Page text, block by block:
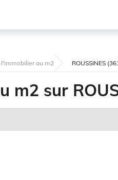
l'immobilier au m2 ROUSSINES
m2 sur